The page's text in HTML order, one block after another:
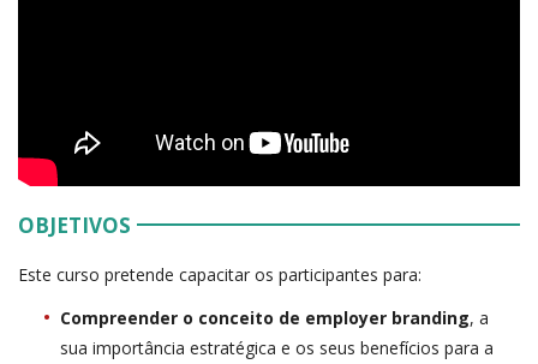
OBJETIVOS
Este curso pretende capacitar os participantes para:
Compreender o conceito de employer branding, a
sua importância estratégica e os seus benefícios para a